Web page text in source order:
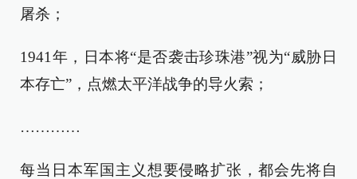
屠杀；
1941年，日本将“是否袭击珍珠港”视为“威胁日
本存亡”，点燃太平洋战争的导火索；
…………
每当日本军国主义想要侵略扩张，都会先将自